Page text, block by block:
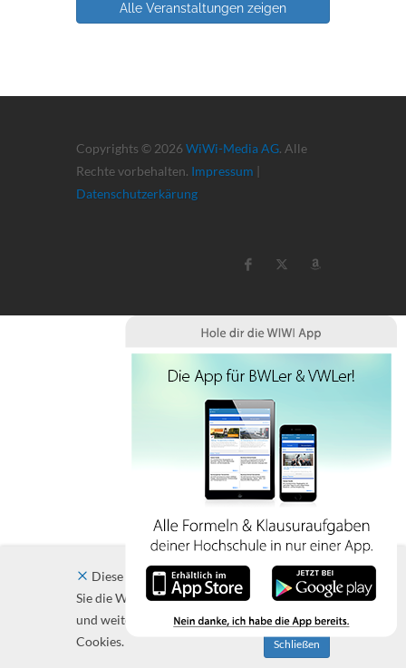
Alle Veranstaltungen zeigen
Copyrights © 2026 WiWi-Media AG. Alle
Rechte vorbehalten. Impressum |
Datenschutzerkärung
Diese Website verwendet Cookies. Indem
Sie die Website und ihre Angebote nutzen
und weiter navigieren, akzeptieren Sie diese
Cookies.
Schließen